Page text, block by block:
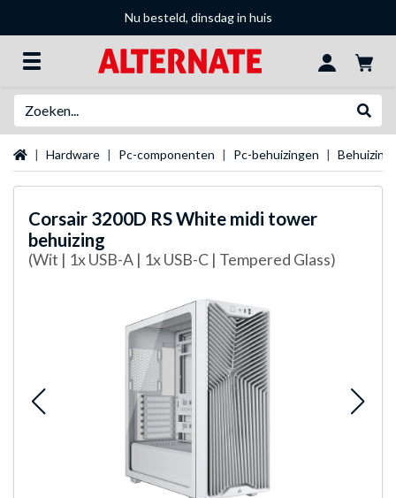
Nu besteld, dinsdag in huis
Startpagina
Hardware Pc-componenten Pc-behuizingen
Corsair 3200D RS White midi tower
behuizing
(Wit | 1x USB-A | 1x USB-C | Tempered Glass)